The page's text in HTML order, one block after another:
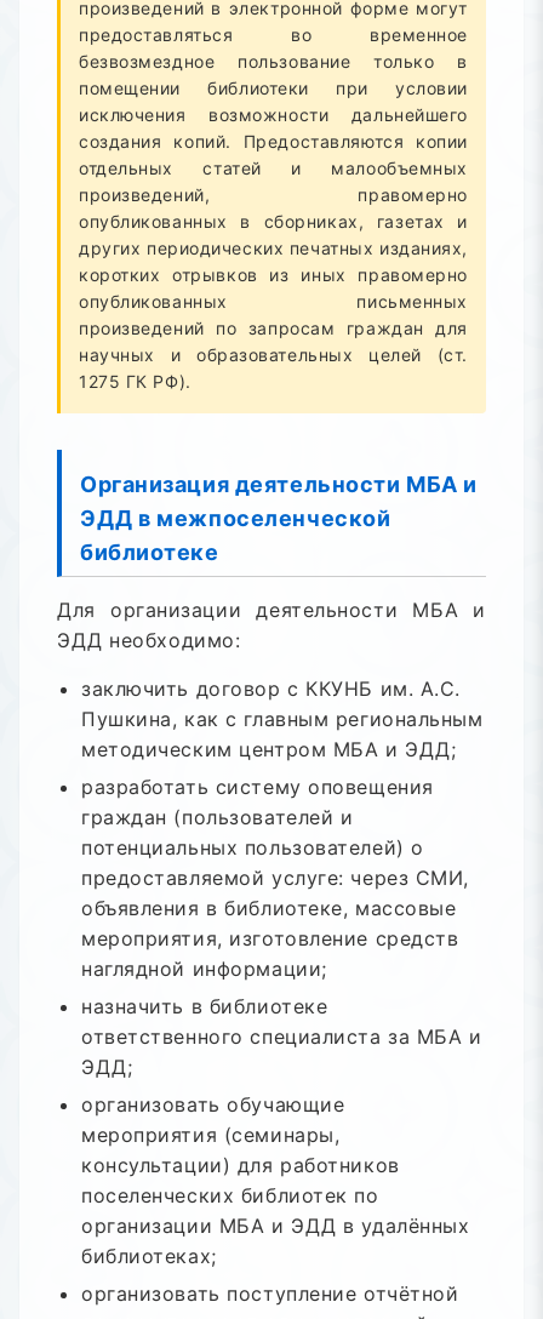
произведений в электронной форме могут
предоставляться во временное
безвозмездное пользование только в
помещении библиотеки при условии
исключения возможности дальнейшего
создания копий. Предоставляются копии
отдельных статей и малообъемных
произведений, правомерно
опубликованных в сборниках, газетах и
других периодических печатных изданиях,
коротких отрывков из иных правомерно
опубликованных письменных
произведений по запросам граждан для
научных и образовательных целей (ст.
1275 ГК РФ).
Организация деятельности МБА и
ЭДД в межпоселенческой
библиотеке
Для организации деятельности МБА и
ЭДД необходимо:
заключить договор с ККУНБ им. А.С.
Пушкина, как с главным региональным
методическим центром МБА и ЭДД;
разработать систему оповещения
граждан (пользователей и
потенциальных пользователей) о
предоставляемой услуге: через СМИ,
объявления в библиотеке, массовые
мероприятия, изготовление средств
наглядной информации;
назначить в библиотеке
ответственного специалиста за МБА и
ЭДД;
организовать обучающие
мероприятия (семинары,
консультации) для работников
поселенческих библиотек по
организации МБА и ЭДД в удалённых
библиотеках;
организовать поступление отчётной